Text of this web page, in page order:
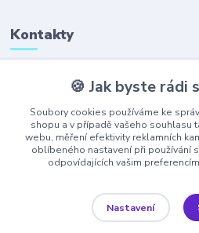
Kontakty
+420 777 323 641
(Po-Pá, 8-16 hod.)
obchod@ajaxshop.cz
🍪 Jak byste rádi
Soubory cookies používáme ke
shopu a v případě vašeho souhlasu
webu, měření efektivity reklamních
oblíbeného nastavení při používání
odpovídajících vašim
Nastavení